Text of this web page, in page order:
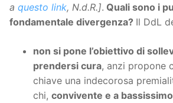
a questo link, N.d.R.]. Quali sono i
fondamentale divergenza? Il DdL
non si pone l’obiettivo di
prendersi cura, anzi propone
chiave una indecorosa
chi, convivente e a